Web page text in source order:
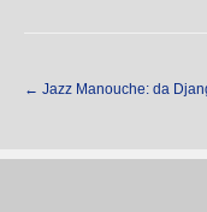
← Jazz Manouche: da